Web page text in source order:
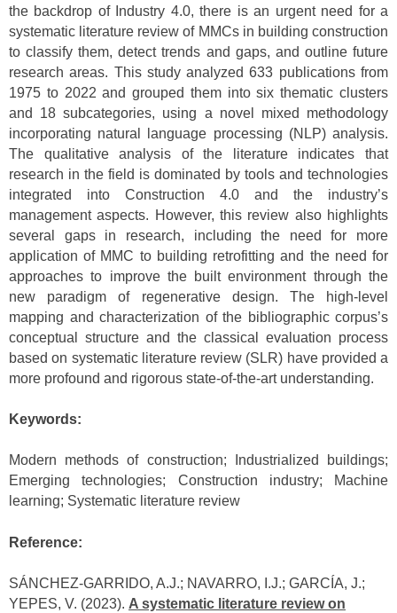
the backdrop of Industry 4.0, there is an urgent need for a
systematic literature review of MMCs in building construction
to classify them, detect trends and gaps, and outline future
research areas. This study analyzed 633 publications from
1975 to 2022 and grouped them into six thematic clusters
and 18 subcategories, using a novel mixed methodology
incorporating natural language processing (NLP) analysis.
The qualitative analysis of the literature indicates that
research in the field is dominated by tools and technologies
integrated into Construction 4.0 and the industry’s
management aspects. However, this review also highlights
several gaps in research, including the need for more
application of MMC to building retrofitting and the need for
approaches to improve the built environment through the
new paradigm of regenerative design. The high-level
mapping and characterization of the bibliographic corpus’s
conceptual structure and the classical evaluation process
based on systematic literature review (SLR) have provided a
more profound and rigorous state-of-the-art understanding.
Keywords:
Modern methods of construction; Industrialized buildings;
Emerging technologies; Construction industry; Machine
learning; Systematic literature review
Reference:
SÁNCHEZ-GARRIDO, A.J.; NAVARRO, I.J.; GARCÍA, J.;
YEPES, V. (2023). A systematic literature review on